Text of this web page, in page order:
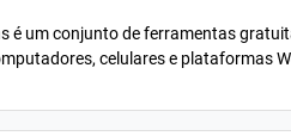
é um conjunto de ferramentas
celulares e plataformas